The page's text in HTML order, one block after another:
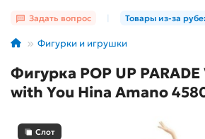
Задать вопрос Товары из-за
Фигурки и игрушки
Фигурка POP UP
with You Hina Amano
Слот